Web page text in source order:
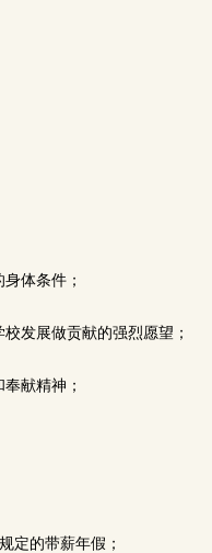
体条件；
发展做贡献的强烈愿望；
献精神；
定的带薪年假；